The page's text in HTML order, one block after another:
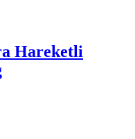
Hareketli